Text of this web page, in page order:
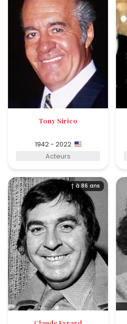
Tony Sirico
1942 - 2022
Acteurs
† à 86 ans